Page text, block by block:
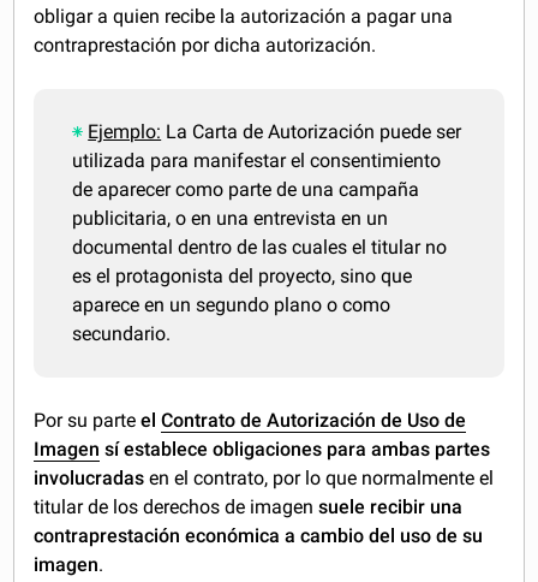
obligar a quien recibe la autorización a pagar una
contraprestación por dicha autorización.
Ejemplo: La Carta de Autorización puede ser
utilizada para manifestar el consentimiento
de aparecer como parte de una campaña
publicitaria, o en una entrevista en un
documental dentro de las cuales el titular no
es el protagonista del proyecto, sino que
aparece en un segundo plano o como
secundario.
Por su parteelContrato de Autorización de Uso de
Imagen sí establece obligaciones para ambas partes
involucradasen el contrato, por lo que normalmente el
titular de los derechos de imagensuele recibir una
contraprestación económica a cambio del uso de su
imagen.